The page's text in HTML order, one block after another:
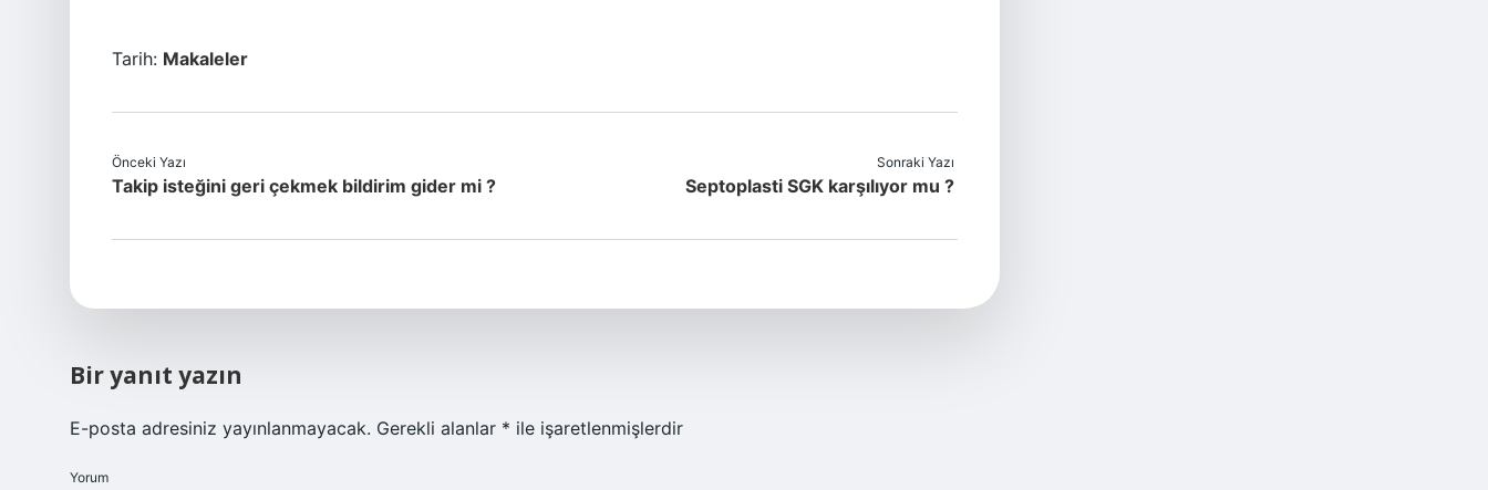
Tarih: Makaleler
Önceki Yazı
Takip isteğini geri çekmek bildirim gider mi ?
Sonraki Yazı
Septoplasti SGK karşılıyor mu ?
Bir yanıt yazın
E-posta adresiniz yayınlanmayacak. Gerekli alanlar * ile işaretlenmişlerdir
Yorum